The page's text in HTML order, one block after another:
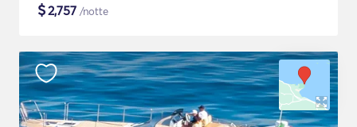
$2,757 /notte